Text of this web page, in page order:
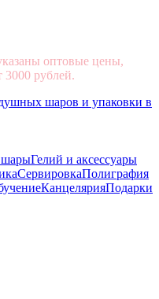
оптовые цены,
3000 рублей.
шарыГелий и аксессуары
СервировкаПолиграфия
КанцелярияПодарки